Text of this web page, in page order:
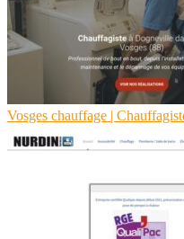
Vosges chauffage |